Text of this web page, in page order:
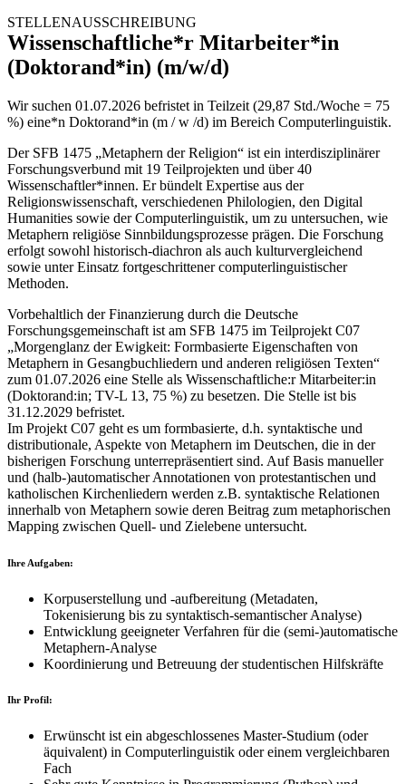
STELLENAUSSCHREIBUNG
Wissenschaftliche*r Mitarbeiter*in
(Doktorand*in) (m/w/d)
Wir suchen 01.07.2026 befristet in Teilzeit (29,87 Std./Woche = 75
%) eine*n Doktorand*in (m / w /d) im Bereich Computerlinguistik.
Der SFB 1475 „Metaphern der Religion“ ist ein interdisziplinärer
Forschungsverbund mit 19 Teilprojekten und über 40
Wissenschaftler*innen. Er bündelt Expertise aus der
Religionswissenschaft, verschiedenen Philologien, den Digital
Humanities sowie der Computerlinguistik, um zu untersuchen, wie
Metaphern religiöse Sinnbildungsprozesse prägen. Die Forschung
erfolgt sowohl historisch-diachron als auch kulturvergleichend
sowie unter Einsatz fortgeschrittener computerlinguistischer
Methoden.
Vorbehaltlich der Finanzierung durch die Deutsche
Forschungsgemeinschaft ist am SFB 1475 im Teilprojekt C07
„Morgenglanz der Ewigkeit: Formbasierte Eigenschaften von
Metaphern in Gesangbuchliedern und anderen religiösen Texten“
zum 01.07.2026 eine Stelle als Wissenschaftliche:r Mitarbeiter:in
(Doktorand:in; TV-L 13, 75 %) zu besetzen. Die Stelle ist bis
31.12.2029 befristet.
Im Projekt C07 geht es um formbasierte, d.h. syntaktische und
distributionale, Aspekte von Metaphern im Deutschen, die in der
bisherigen Forschung unterrepräsentiert sind. Auf Basis manueller
und (halb-)automatischer Annotationen von protestantischen und
katholischen Kirchenliedern werden z.B. syntaktische Relationen
innerhalb von Metaphern sowie deren Beitrag zum metaphorischen
Mapping zwischen Quell- und Zielebene untersucht.
Ihre Aufgaben:
Korpuserstellung und -aufbereitung (Metadaten,
Tokenisierung bis zu syntaktisch-semantischer Analyse)
Entwicklung geeigneter Verfahren für die (semi-)automatische
Metaphern-Analyse
Koordinierung und Betreuung der studentischen Hilfskräfte
Ihr Profil:
Erwünscht ist ein abgeschlossenes Master-Studium (oder
äquivalent) in Computerlinguistik oder einem vergleichbaren
Fach